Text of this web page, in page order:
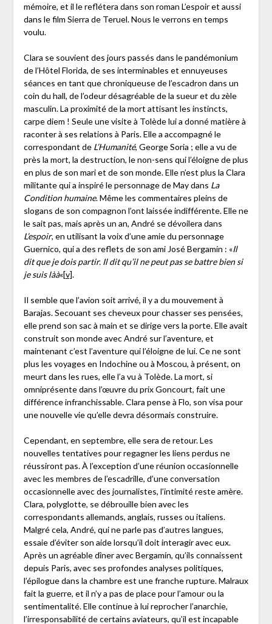
mémoire, et il le reflétera dans son roman L’espoir et aussi
dans le film Sierra de Teruel. Nous le verrons en temps
voulu.
Clara se souvient des jours passés dans le pandémonium
de l’Hôtel Florida, de ses interminables et ennuyeuses
séances en tant que chroniqueuse de l’escadron dans un
coin du hall, de l’odeur désagréable de la sueur et du zèle
masculin. La proximité de la mort attisant les instincts,
carpe diem ! Seule une visite à Tolède lui a donné matière à
raconter à ses relations à Paris. Elle a accompagné le
correspondant de L’Humanité, George Soria ; elle a vu de
près la mort, la destruction, le non-sens qui l’éloigne de plus
en plus de son mari et de son monde. Elle n’est plus la Clara
militante qui a inspiré le personnage de May dans La
Condition humaine. Même les commentaires pleins de
slogans de son compagnon l’ont laissée indifférente. Elle ne
le sait pas, mais après un an, André se dévoilera dans
L’espoir, en utilisant la voix d’une amie du personnage
Guernico, qui a des reflets de son ami José Bergamín : «Il
dit que je dois partir. Il dit qu’il ne peut pas se battre bien si
je suis làà«[v].
Il semble que l’avion soit arrivé, il y a du mouvement à
Barajas. Secouant ses cheveux pour chasser ses pensées,
elle prend son sac à main et se dirige vers la porte. Elle avait
construit son monde avec André sur l’aventure, et
maintenant c’est l’aventure qui l’éloigne de lui. Ce ne sont
plus les voyages en Indochine ou à Moscou, à présent, on
meurt dans les rues, elle l’a vu à Tolède. La mort, si
omniprésente dans l’œuvre du prix Goncourt, fait une
différence infranchissable. Clara pense à Flo, son visa pour
une nouvelle vie qu’elle devra désormais construire.
Cependant, en septembre, elle sera de retour. Les
nouvelles tentatives pour regagner les liens perdus ne
réussiront pas. À l’exception d’une réunion occasionnelle
avec les membres de l’escadrille, d’une conversation
occasionnelle avec des journalistes, l’intimité reste amère.
Clara, polyglotte, se débrouille bien avec les
correspondants allemands, anglais, russes ou italiens.
Malgré cela, André, qui ne parle pas d’autres langues,
essaie d’éviter son aide lorsqu’il doit interagir avec eux.
Après un agréable dîner avec Bergamín, qu’ils connaissent
depuis Paris, avec ses profondes analyses politiques,
l’épilogue dans la chambre est une franche rupture. Malraux
fait la guerre, et il n’y a pas de place pour l’amour ou la
sentimentalité. Elle continue à lui reprocher l’anarchie,
l’irresponsabilité de certains aviateurs, qu’il est incapable